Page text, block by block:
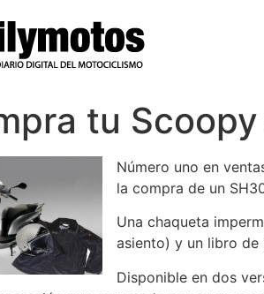
tu
Número uno en
la compra de un
Una chaqueta
asiento) y un libro de
Disponible en dos